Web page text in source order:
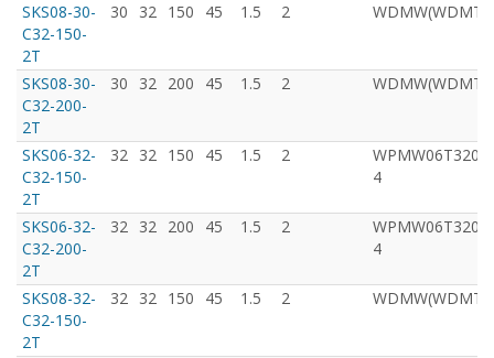
SKS08-30-
C32-150-
2T
30 32 150 45 1.5 2
SKS08-30-
C32-200-
2T
30 32 200 45 1.5 2
SKS06-32-
C32-150-
2T
32 32 150 45 1.5 2
4
SKS06-32-
C32-200-
2T
32 32 200 45 1.5 2
4
SKS08-32-
C32-150-
2T
32 32 150 45 1.5 2